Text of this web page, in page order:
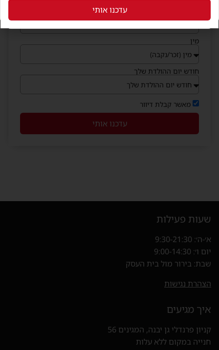
מין
חודש יום ההולדת שלך
מאשר קבלת דיוור
עדכנו אותי
שעות פעילות
א׳-ה׳: 9:30-21:30
יום ו׳: 9:00-14:30
שבת: בירור מול בית העסק
הצהרת נגישות
איך מגיעים
קניון פרנדלי גן יבנה, המגינים 56
חנייה במקום ללא עלות
עדכנו אותי